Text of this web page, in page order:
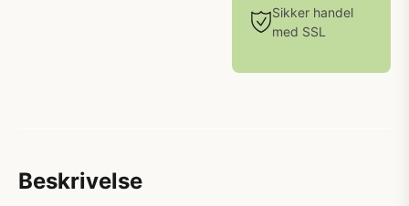
Sikker handel
med SSL
Beskrivelse